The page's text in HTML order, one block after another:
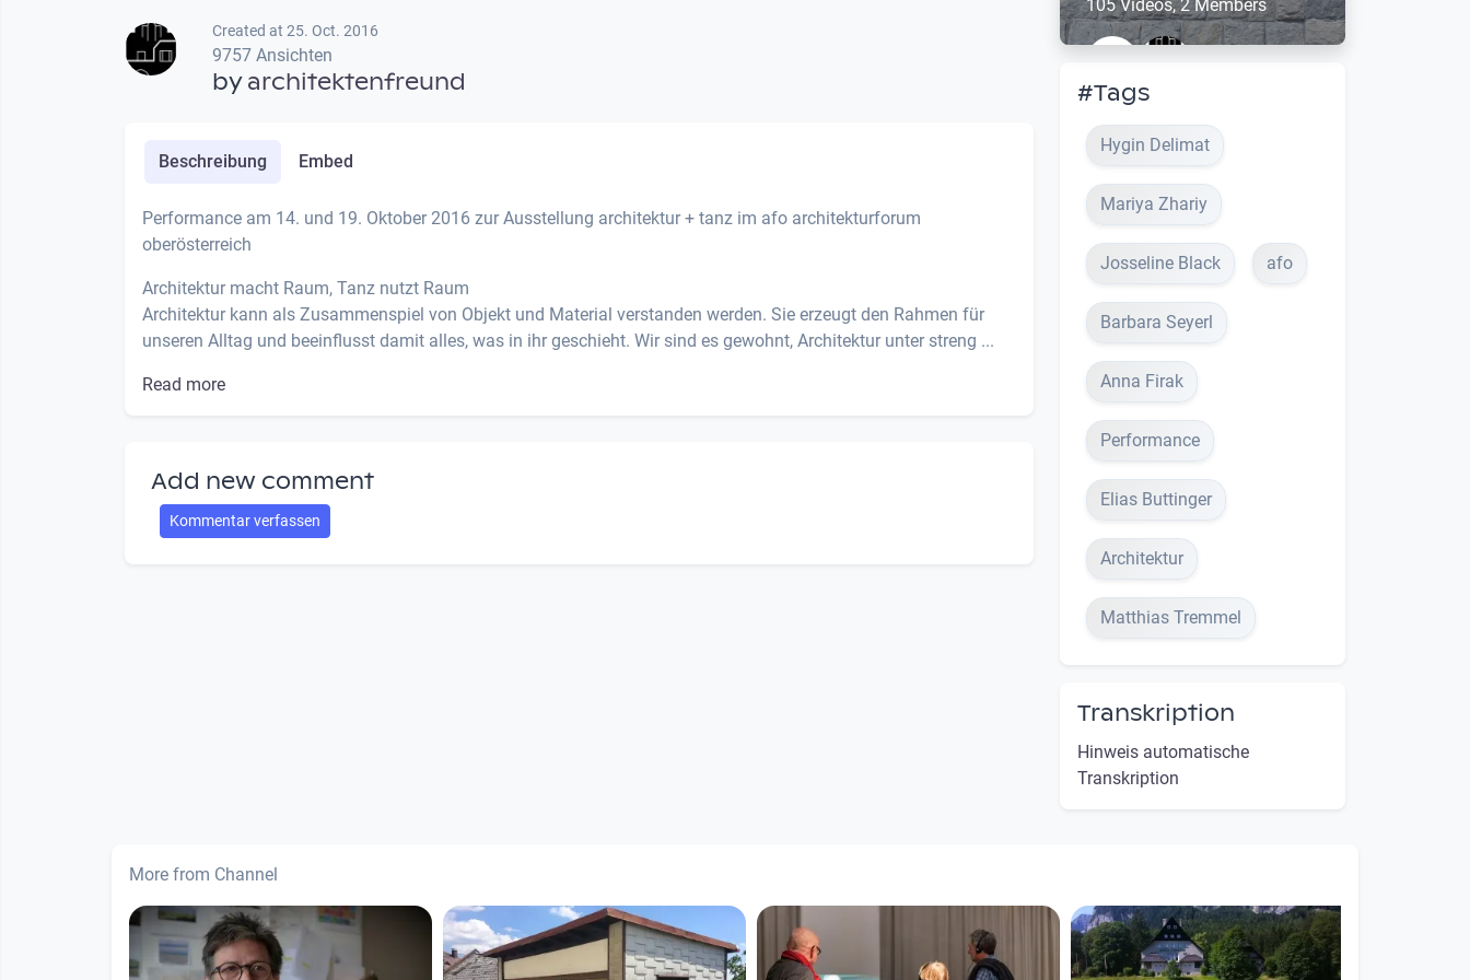
Created at 25. Oct. 2016
9757 Ansichten
byarchitektenfreund
Beschreibung Embed
Performance am 14. und 19. Oktober 2016 zur Ausstellung architektur + tanz im afo architekturforum
oberösterreich
Architektur macht Raum, Tanz nutzt Raum
Architektur kann als Zusammenspiel von Objekt und Material verstanden werden. Sie erzeugt den Rahmen für
unseren Alltag und beeinflusst damit alles, was in ihr geschieht. Wir sind es gewohnt, Architektur unter streng ...
Read more
Add new comment
Kommentar verfassen
105 Videos, 2 Members
#Tags
Hygin Delimat
Mariya Zhariy
Josseline Black afo
Barbara Seyerl
Anna Firak
Performance
Elias Buttinger
Architektur
Matthias Tremmel
Transkription
Hinweis automatische
Transkription
More from Channel